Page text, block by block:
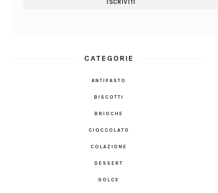
CATEGORIE
ANTIPASTO
BISCOTTI
BRIOCHE
CIOCCOLATO
COLAZIONE
DESSERT
DOLCE